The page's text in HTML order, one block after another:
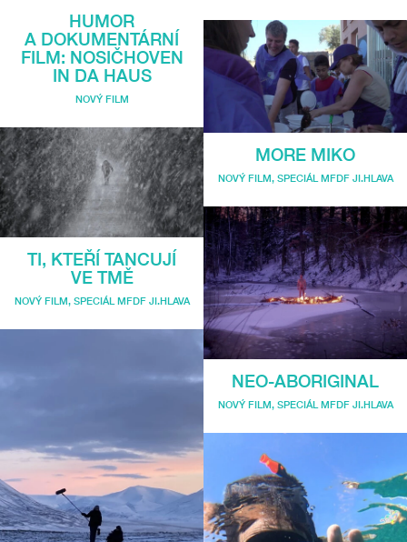
HUMOR
A DOKUMENTÁRNÍ
FILM: NOSIČHOVEN
IN DA HAUS
NOVÝ FILM
TI, KTEŘÍ TANCUJÍ
VE TMĚ
NOVÝ FILM, SPECIÁL MFDF JI.HLAVA
MORE MIKO
NOVÝ FILM, SPECIÁL MFDF JI.HLAVA
NEO-ABORIGINAL
NOVÝ FILM, SPECIÁL MFDF JI.HLAVA